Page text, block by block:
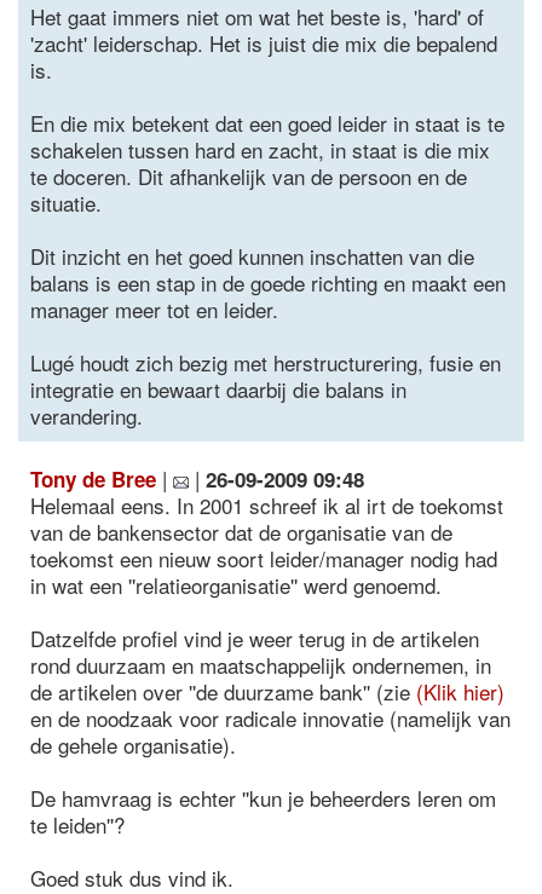
Het gaat immers niet om wat het beste is, 'hard' of
'zacht' leiderschap. Het is juist die mix die bepalend
is.
En die mix betekent dat een goed leider in staat is te
schakelen tussen hard en zacht, in staat is die mix
te doceren. Dit afhankelijk van de persoon en de
situatie.
Dit inzicht en het goed kunnen inschatten van die
balans is een stap in de goede richting en maakt een
manager meer tot en leider.
Lugé houdt zich bezig met herstructurering, fusie en
integratie en bewaart daarbij die balans in
verandering.
Tony de Bree | | 26-09-2009 09:48
Helemaal eens. In 2001 schreef ik al irt de toekomst
van de bankensector dat de organisatie van de
toekomst een nieuw soort leider/manager nodig had
in wat een ''relatieorganisatie'' werd genoemd.
Datzelfde profiel vind je weer terug in de artikelen
rond duurzaam en maatschappelijk ondernemen, in
de artikelen over ''de duurzame bank'' (zie (Klik hier)
en de noodzaak voor radicale innovatie (namelijk van
de gehele organisatie).
De hamvraag is echter ''kun je beheerders leren om
te leiden''?
Goed stuk dus vind ik.